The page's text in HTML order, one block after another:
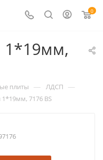
0
1*19мм,
плиты — ЛДСП —
7176 BS